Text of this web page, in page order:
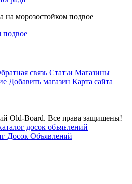
подвое
связь Статьи Магазины
Добавить магазин Карта сайта
Old-Board. Все права защищены!